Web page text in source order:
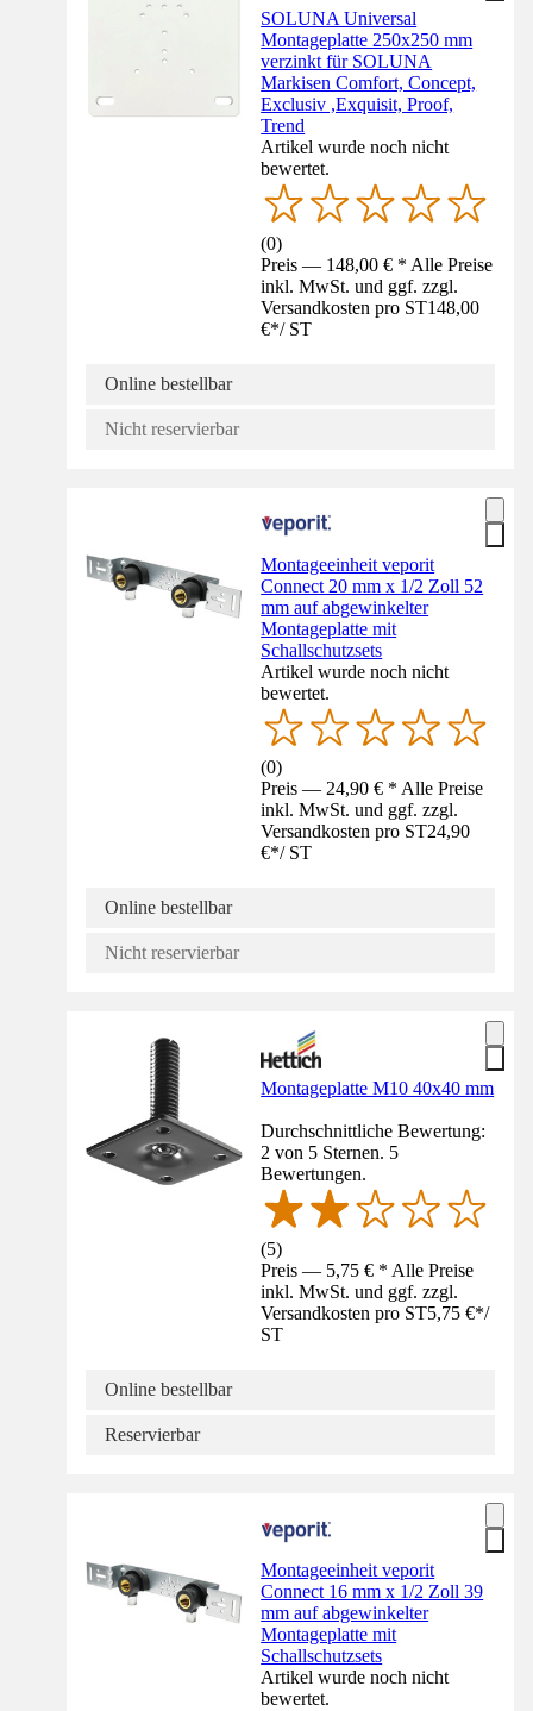
SOLUNA Universal
Montageplatte 250x250 mm
verzinkt für SOLUNA
Markisen Comfort, Concept,
Exclusiv ,Exquisit, Proof,
Trend
Artikel wurde noch nicht
bewertet.
(0)
Preis — 148,00 € * Alle Preise
inkl. MwSt. und ggf. zzgl.
Versandkosten pro ST148,00
€*/ ST
Online bestellbar
Nicht reservierbar
Montageeinheit veporit
Connect 20 mm x 1/2 Zoll 52
mm auf abgewinkelter
Montageplatte mit
Schallschutzsets
Artikel wurde noch nicht
bewertet.
(0)
Preis — 24,90 € * Alle Preise
inkl. MwSt. und ggf. zzgl.
Versandkosten pro ST24,90
€*/ ST
Online bestellbar
Nicht reservierbar
Montageplatte M10 40x40 mm
Durchschnittliche Bewertung:
2 von 5 Sternen. 5
Bewertungen.
(5)
Preis — 5,75 € * Alle Preise
inkl. MwSt. und ggf. zzgl.
Versandkosten pro ST5,75 €*/
ST
Online bestellbar
Reservierbar
Montageeinheit veporit
Connect 16 mm x 1/2 Zoll 39
mm auf abgewinkelter
Montageplatte mit
Schallschutzsets
Artikel wurde noch nicht
bewertet.